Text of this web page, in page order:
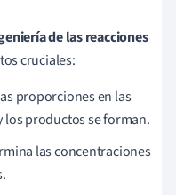
de las reacciones
cruciales:
proporciones en las
los productos se forman.
las concentraciones